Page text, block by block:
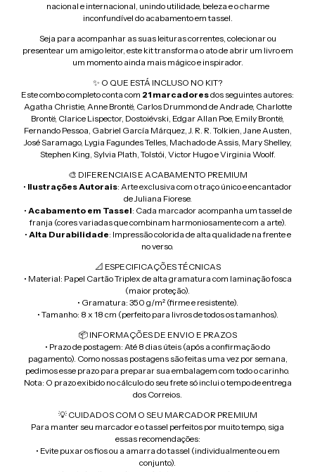
nacional e internacional, unindo utilidade, beleza e o charme
inconfundível do acabamento em tassel.
Seja para acompanhar as suas leituras correntes, colecionar ou
presentear um amigo leitor, este kit transforma o ato de abrir um livro em
um momento ainda mais mágico e inspirador.
✨ O QUE ESTÁ INCLUSO NO KIT?
Este combo completo conta com 21 marcadoresdos seguintes autores:
Agatha Christie, Anne Brontë, Carlos Drummond de Andrade, Charlotte
Brontë, Clarice Lispector, Dostoiévski, Edgar Allan Poe, Emily Brontë,
Fernando Pessoa, Gabriel García Márquez, J. R. R. Tolkien, Jane Austen,
José Saramago, Lygia Fagundes Telles, Machado de Assis, Mary Shelley,
Stephen King, Sylvia Plath, Tolstói, Victor Hugo e Virginia Woolf.
🎨 DIFERENCIAIS E ACABAMENTO PREMIUM
• Ilustrações Autorais: Arte exclusiva com o traço único e encantador
de Juliana Fiorese.
• Acabamento em Tassel: Cada marcador acompanha um tassel de
franja (cores variadas que combinam harmoniosamente com a arte).
• Alta Durabilidade: Impressão colorida de alta qualidade na frente e
no verso.
📐 ESPECIFICAÇÕES TÉCNICAS
• Material: Papel Cartão Triplex de alta gramatura com laminação fosca
(maior proteção).
• Gramatura: 350 g/m² (firme e resistente).
• Tamanho: 8 x 18 cm (perfeito para livros de todos os tamanhos).
📦 INFORMAÇÕES DE ENVIO E PRAZOS
• Prazo de postagem: Até 8 dias úteis (após a confirmação do
pagamento). Como nossas postagens são feitas uma vez por semana,
pedimos esse prazo para preparar sua embalagem com todo o carinho.
Nota: O prazo exibido no cálculo do seu frete só inclui o tempo de entrega
dos Correios.
💡 CUIDADOS COM O SEU MARCADOR PREMIUM
Para manter seu marcador e o tassel perfeitos por muito tempo, siga
essas recomendações:
• Evite puxar os fios ou a amarra do tassel (individualmente ou em
conjunto).